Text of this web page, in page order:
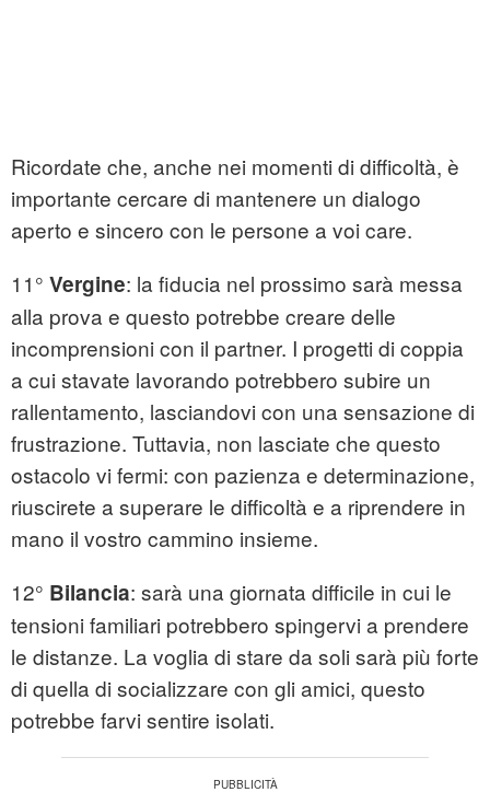
Ricordate che, anche nei momenti di difficoltà, è
importante cercare di mantenere un dialogo
aperto e sincero con le persone a voi care.
11° Vergine: la fiducia nel prossimo sarà messa
alla prova e questo potrebbe creare delle
incomprensioni con il partner. I progetti di coppia
a cui stavate lavorando potrebbero subire un
rallentamento, lasciandovi con una sensazione di
frustrazione. Tuttavia, non lasciate che questo
ostacolo vi fermi: con pazienza e determinazione,
riuscirete a superare le difficoltà e a riprendere in
mano il vostro cammino insieme.
12° Bilancia: sarà una giornata difficile in cui le
tensioni familiari potrebbero spingervi a prendere
le distanze. La voglia di stare da soli sarà più forte
di quella di socializzare con gli amici, questo
potrebbe farvi sentire isolati.